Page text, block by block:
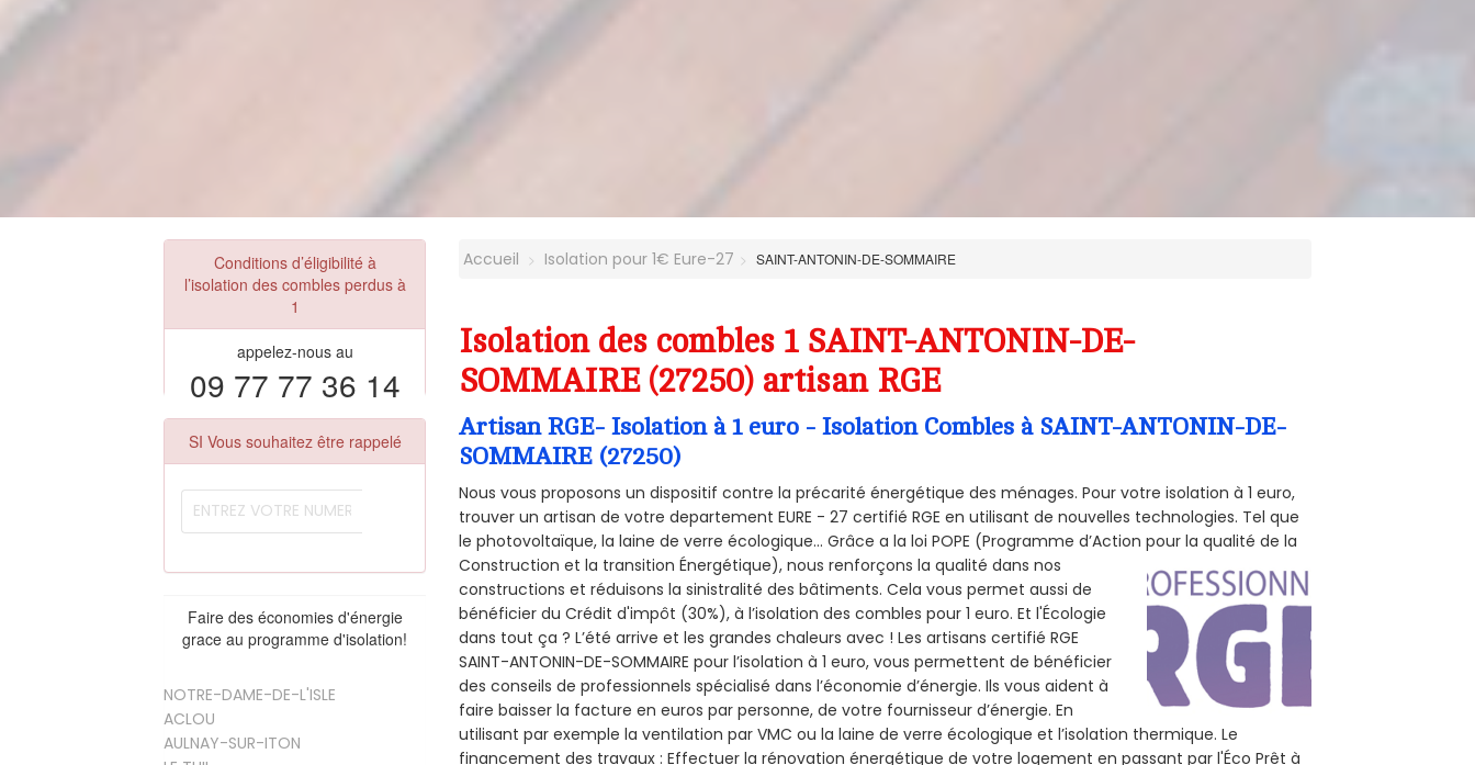
Conditions d’éligibilité à
l’isolation des combles perdus à
1
appelez-nous au
09 77 77 36 14
SI Vous souhaitez être rappelé
Faire des économies d'énergie
grace au programme d'isolation!
NOTRE-DAME-DE-L'ISLE
ACLOU
AULNAY-SUR-ITON
Accueil Isolation pour 1€ Eure-27 SAINT-ANTONIN-DE-SOMMAIRE
Isolation des combles 1 SAINT-ANTONIN-DE-
SOMMAIRE (27250) artisan RGE
Artisan RGE- Isolation à 1 euro - Isolation Combles à SAINT-ANTONIN-DE-
SOMMAIRE (27250)
Nous vous proposons un dispositif contre la précarité énergétique des ménages. Pour votre isolation à 1 euro,
trouver un artisan de votre departement EURE - 27 certifié RGE en utilisant de nouvelles technologies. Tel que
le photovoltaïque, la laine de verre écologique... Grâce a la loi POPE (Programme d’Action pour la qualité de la
Construction et la transition Énergétique), nous renforçons la qualité dans nos
constructions et réduisons la sinistralité des bâtiments. Cela vous permet aussi de
bénéficier du Crédit d'impôt (30%), à l’isolation des combles pour 1 euro. Et l'Écologie
dans tout ça ? L’été arrive et les grandes chaleurs avec ! Les artisans certifié RGE
SAINT-ANTONIN-DE-SOMMAIRE pour l’isolation à 1 euro, vous permettent de bénéficier
des conseils de professionnels spécialisé dans l’économie d’énergie. Ils vous aident à
faire baisser la facture en euros par personne, de votre fournisseur d’énergie. En
utilisant par exemple la ventilation par VMC ou la laine de verre écologique et l’isolation thermique. Le
financement des travaux : Effectuer la rénovation énergétique de votre logement en passant par l'Éco Prêt à